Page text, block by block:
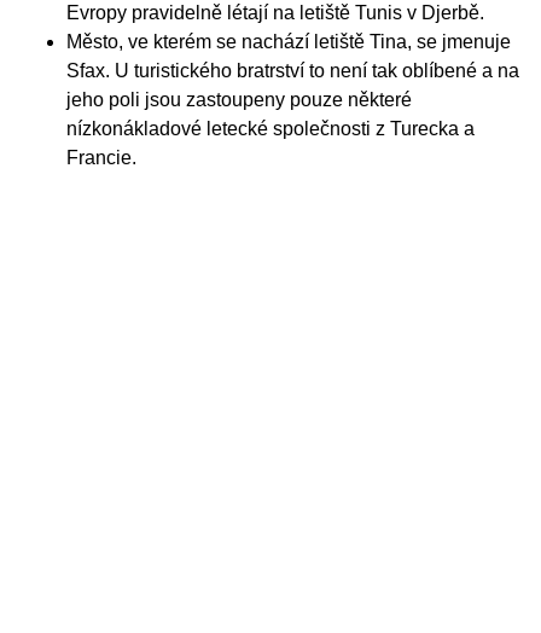
Evropy pravidelně létají na letiště Tunis v Djerbě.
Město, ve kterém se nachází letiště Tina, se jmenuje
Sfax. U turistického bratrství to není tak oblíbené a na
jeho poli jsou zastoupeny pouze některé
nízkonákladové letecké společnosti z Turecka a
Francie.